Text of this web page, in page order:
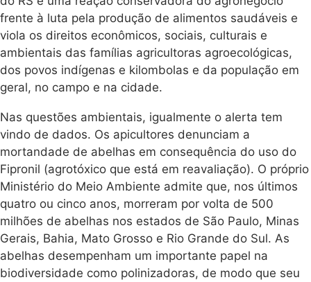
frente à luta pela produção de alimentos saudáveis e
viola os direitos econômicos, sociais, culturais e
ambientais das famílias agricultoras agroecológicas,
dos povos indígenas e kilombolas e da população em
geral, no campo e na cidade.
Nas questões ambientais, igualmente o alerta tem
vindo de dados. Os apicultores denunciam a
mortandade de abelhas em consequência do uso do
Fipronil (agrotóxico que está em reavaliação). O próprio
Ministério do Meio Ambiente admite que, nos últimos
quatro ou cinco anos, morreram por volta de 500
milhões de abelhas nos estados de São Paulo, Minas
Gerais, Bahia, Mato Grosso e Rio Grande do Sul. As
abelhas desempenham um importante papel na
biodiversidade como polinizadoras, de modo que seu